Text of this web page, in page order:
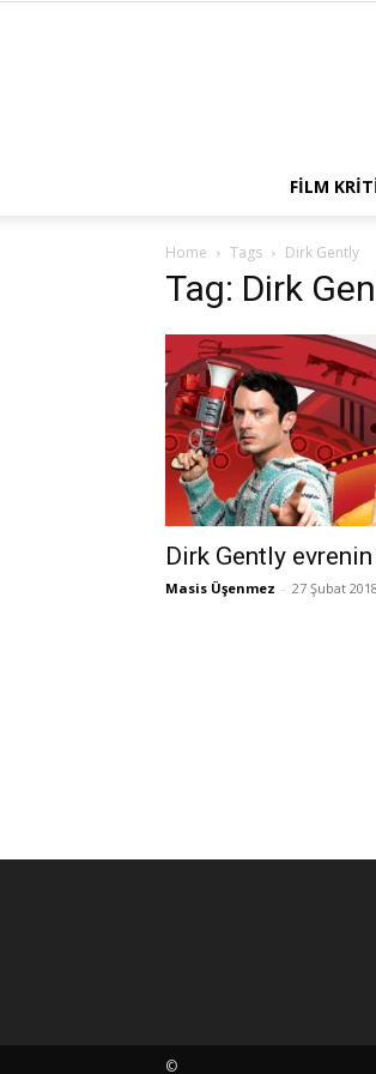
FILM
Home Tags Dirk Gently
Tag: Dirk
Dirk Gently
Masis Üşenmez - 27 Şubat 2018
©